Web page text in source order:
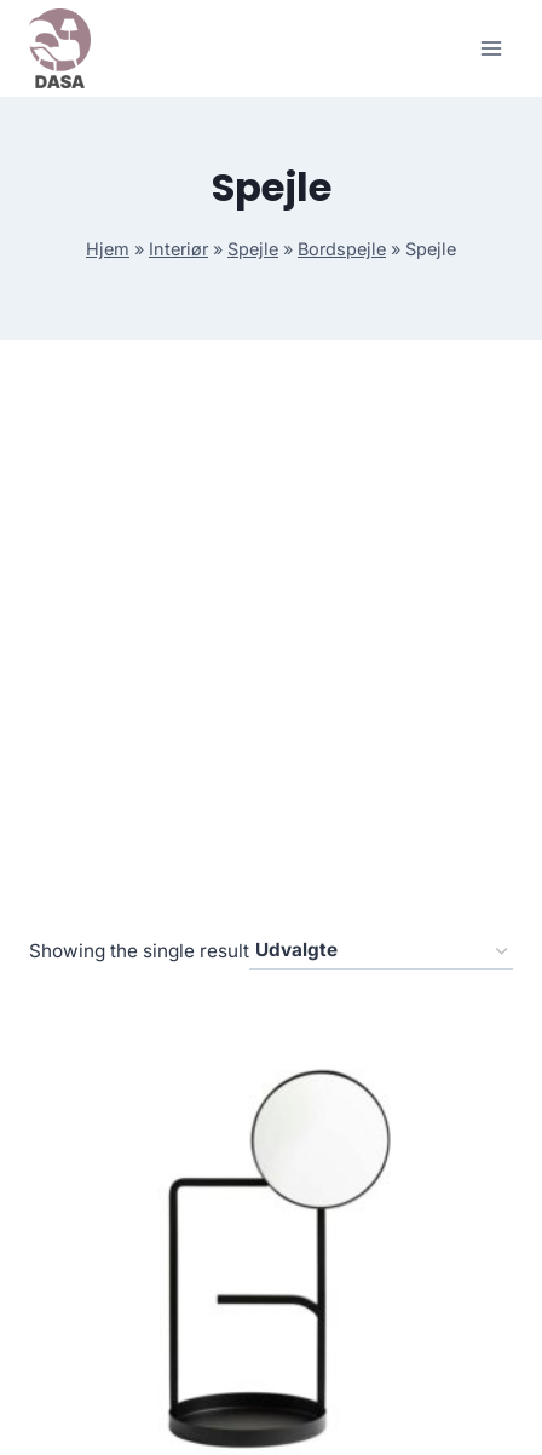
Skip
content
Spejle
Hjem » Interiør » Spejle » Bordspejle » Spejle
Showing the single result